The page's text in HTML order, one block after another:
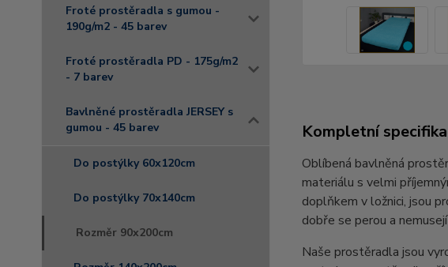
Froté prostěradla s gumou -
190g/m2 - 45 barev
Froté prostěradla PD - 175g/m2
- 7 barev
Bavlněné prostěradla JERSEY s
gumou - 45 barev
Do postýlky 60x120cm
Do postýlky 70x140cm
Rozměr 90x200cm
Kompletní
Oblíbená bavlněná
materiálu s velmi
doplňkem v ložnici, jsou
dobře se perou a
Naše prostěradla jsou